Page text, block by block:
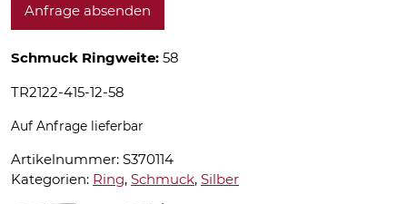
Anfrage absenden
Schmuck Ringweite: 58
TR2122-415-12-58
Auf Anfrage lieferbar
Artikelnummer: S370114
Kategorien: Ring, Schmuck, Silber